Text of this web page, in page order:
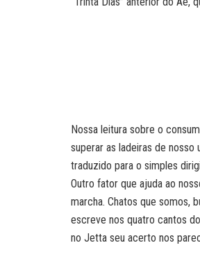
Nossa leitura sobre o
superar as ladeiras de nosso
traduzido para o simples
Outro fator que ajuda ao
marcha. Chatos que somos,
escreve nos quatro cantos
no Jetta seu acerto nos